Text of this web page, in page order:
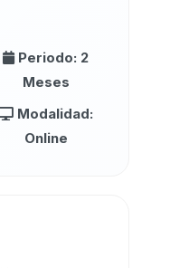
Periodo: 2
Meses
Modalidad:
Online